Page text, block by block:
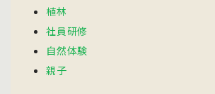
植林
社員研修
自然体験
親子